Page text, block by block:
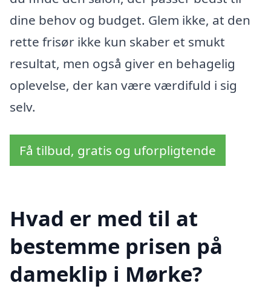
dine behov og budget. Glem ikke, at den
rette frisør ikke kun skaber et smukt
resultat, men også giver en behagelig
oplevelse, der kan være værdifuld i sig
selv.
Få tilbud, gratis og uforpligtende
Hvad er med til at
bestemme prisen på
dameklip i Mørke?